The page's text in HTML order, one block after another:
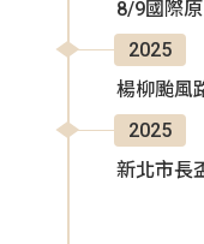
8/9國際
2025
楊柳颱風
2025
新北市長